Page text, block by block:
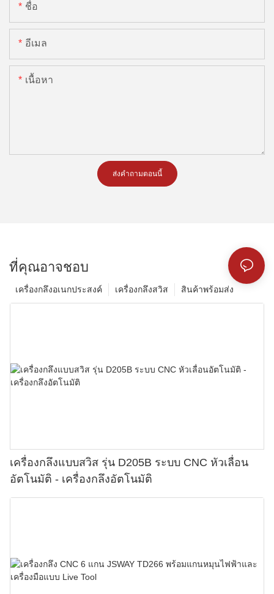
ชื่อ
อีเมล
เนื้อหา
ส่งคำถามตอนนี้
ที่คุณอาจชอบ
สินค้าพร้อมส่ง
เครื่องกลึงสวิส
เครื่องกลึงอเนกประสงค์
เครื่องกลึงแบบสวิส รุ่น D205B ระบบ CNC หัวเลื่อน
อัตโนมัติ - เครื่องกลึงอัตโนมัติ